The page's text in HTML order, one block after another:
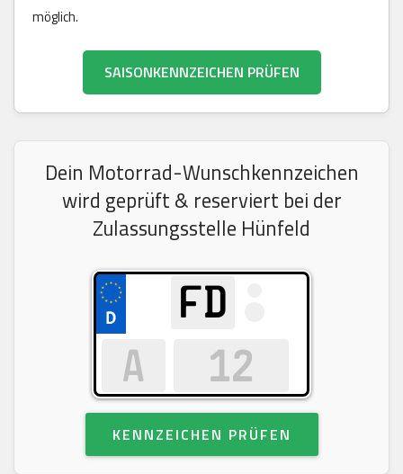
möglich.
SAISONKENNZEICHEN PRÜFEN
Dein Motorrad-Wunschkennzeichen
wird geprüft & reserviert bei der
Zulassungsstelle Hünfeld
KENNZEICHEN PRÜFEN